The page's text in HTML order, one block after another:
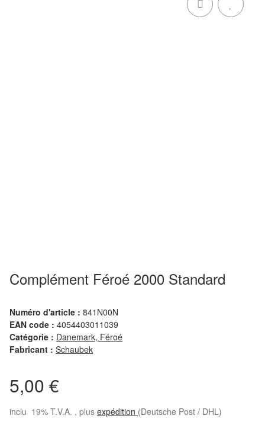
Complément Féroé 2000 Standard
Numéro d'article : 841N00N
EAN code : 4054403011039
Catégorie : Danemark, Féroé
Fabricant : Schaubek
5,00 €
inclu 19% T.V.A. , plus expédition (Deutsche Post / DHL)